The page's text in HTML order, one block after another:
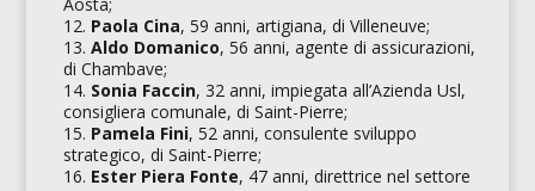
Paola Cina, 59 anni, artigiana, di Villeneuve;
Aldo Domanico, 56 anni, agente di assicurazioni,
di Chambave;
Sonia Faccin, 32 anni, impiegata all’Azienda Usl,
consigliera comunale, di Saint-Pierre;
Pamela Fini, 52 anni, consulente sviluppo
strategico, di Saint-Pierre;
Ester Piera Fonte, 47 anni, direttrice nel settore